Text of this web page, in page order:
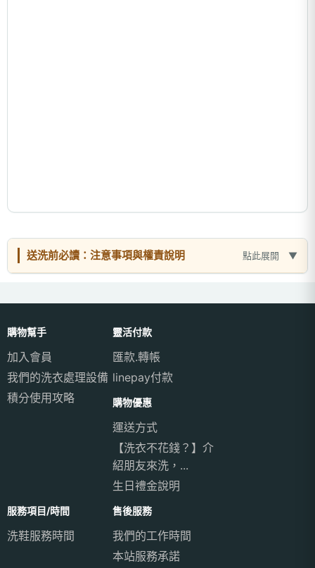
送洗前必讀：注意事項與權責說明 點此展開
購物幫手
加入會員
我們的洗衣處理設備
積分使用攻略
靈活付款
匯款.轉帳
linepay付款
購物優惠
運送方式
【洗衣不花錢？】介
紹朋友來洗，...
生日禮金說明
服務項目/時間
洗鞋服務時間
售後服務
我們的工作時間
本站服務承諾